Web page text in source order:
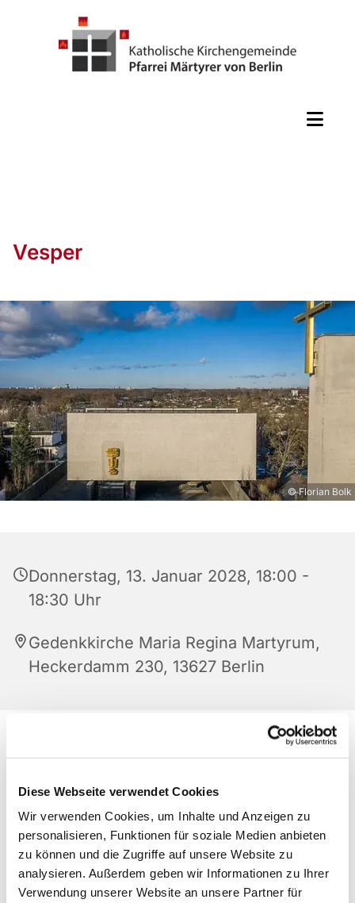
Diese Webseite verwendet Cookies
Wir verwenden Cookies, um Inhalte und Anzeigen zu
personalisieren, Funktionen für soziale Medien anbieten
zu können und die Zugriffe auf unsere Website zu
analysieren. Außerdem geben wir Informationen zu Ihrer
Verwendung unserer Website an unsere Partner für
Vesper
© Florian Bolk
Donnerstag, 13. Januar 2028, 18:00 -
18:30 Uhr
Gedenkkirche Maria Regina Martyrum,
Heckerdamm 230, 13627 Berlin